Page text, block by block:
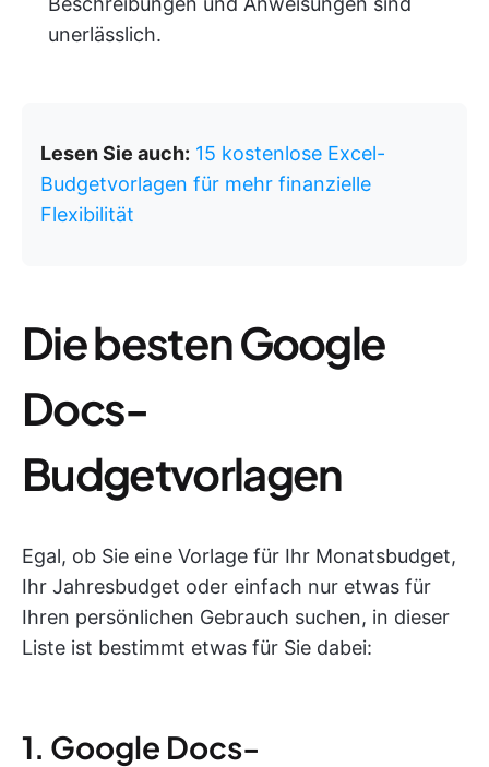
unerlässlich.
Lesen Sie auch: 15 kostenlose Excel-
Budgetvorlagen für mehr finanzielle
Flexibilität
Die besten Google
Docs-
Budgetvorlagen
Egal, ob Sie eine Vorlage für Ihr Monatsbudget,
Ihr Jahresbudget oder einfach nur etwas für
Ihren persönlichen Gebrauch suchen, in dieser
Liste ist bestimmt etwas für Sie dabei:
1. Google Docs-